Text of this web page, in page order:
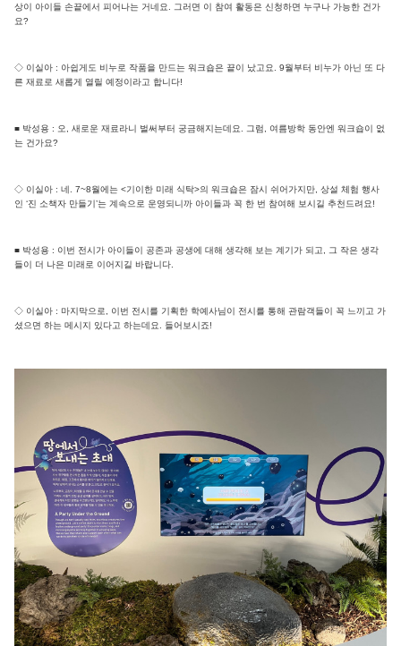
상이 아이들 손끝에서 피어나는 거네요. 그러면 이 참여 활동은 신청하면 누구나 가능한 건가
요?
◇ 이실아 : 아쉽게도 비누로 작품을 만드는 워크숍은 끝이 났고요. 9월부터 비누가 아닌 또 다
른 재료로 새롭게 열릴 예정이라고 합니다!
■ 박성용 : 오, 새로운 재료라니 벌써부터 궁금해지는데요. 그럼, 여름방학 동안엔 워크숍이 없
는 건가요?
◇ 이실아 : 네. 7~8월에는 <기이한 미래 식탁>의 워크숍은 잠시 쉬어가지만, 상설 체험 행사
인 ‘진 소책자 만들기’는 계속으로 운영되니까 아이들과 꼭 한 번 참여해 보시길 추천드려요!
■ 박성용 : 이번 전시가 아이들이 공존과 공생에 대해 생각해 보는 계기가 되고, 그 작은 생각
들이 더 나은 미래로 이어지길 바랍니다.
◇ 이실아 : 마지막으로, 이번 전시를 기획한 학예사님이 전시를 통해 관람객들이 꼭 느끼고 가
셨으면 하는 메시지 있다고 하는데요. 들어보시죠!